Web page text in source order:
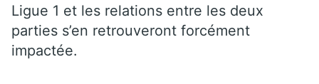
Ligue 1 et les relations entre les deux
parties s’en retrouveront forcément
impactée.